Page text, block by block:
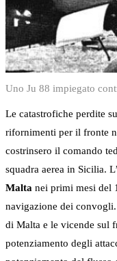
Uno Ju 88 impiegato
Le catastrofiche perdite
rifornimenti per il fronte
costrinsero il comando
squadra aerea in Sicilia.
Malta nei primi mesi del
navigazione dei
di Malta e le vicende sul
potenziamento degli